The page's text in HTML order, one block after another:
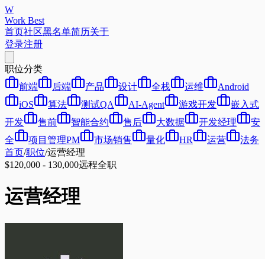
W
Work Best
首页社区黑名单简历关于
登录注册
职位分类
前端
后端 产品 设计 全栈 运维
Android
iOS
算法 测试QA AI-Agent 游戏开发
嵌入式
开发
售前 智能合约 售后 大数据 开发经理
安
全
项目管理PM 市场销售 量化 HR 运营
法务
首页/职位/运营经理
$120,000 - 130,000远程全职
运营经理